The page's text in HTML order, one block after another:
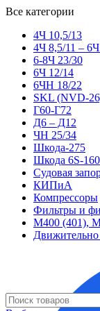
Все категории
4Ч 10,5/13
4Ч 8,5/11 – 6Ч
6-8Ч 23/30
6Ч 12/14
6ЧН 18/22
SKL (NVD-
Г60-Г72
Д6 – Д12
ЧН 25/34
Шкода-275
Шкода 6S-160
Судовая
КИПиА
Компрессоры
Фильтры и
М400 (401),